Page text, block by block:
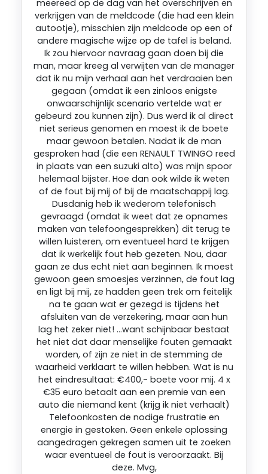
meereed op de dag van het overschrijven en
verkrijgen van de meldcode (die had een klein
autootje), misschien zijn meldcode op een of
andere magische wijze op de tafel is beland.
Ik zou hiervoor navraag gaan doen bij die
man, maar kreeg al verwijten van de manager
dat ik nu mijn verhaal aan het verdraaien ben
gegaan (omdat ik een zinloos enigste
onwaarschijnlijk scenario vertelde wat er
gebeurd zou kunnen zijn). Dus werd ik al direct
niet serieus genomen en moest ik de boete
maar gewoon betalen. Nadat ik de man
gesproken had (die een RENAULT TWINGO reed
in plaats van een suzuki alto) was mijn spoor
helemaal bijster. Hoe dan ook wilde ik weten
of de fout bij mij of bij de maatschappij lag.
Dusdanig heb ik wederom telefonisch
gevraagd (omdat ik weet dat ze opnames
maken van telefoongesprekken) dit terug te
willen luisteren, om eventueel hard te krijgen
dat ik werkelijk fout heb gezeten. Nou, daar
gaan ze dus echt niet aan beginnen. Ik moest
gewoon geen smoesjes verzinnen, de fout lag
en ligt bij mij, ze hadden geen trek om feitelijk
na te gaan wat er gezegd is tijdens het
afsluiten van de verzekering, maar aan hun
lag het zeker niet! …want schijnbaar bestaat
het niet dat daar menselijke fouten gemaakt
worden, of zijn ze niet in de stemming de
waarheid verklaart te willen hebben. Wat is nu
het eindresultaat: €400,- boete voor mij. 4 x
€35 euro betaalt aan een premie van een
auto die niemand kent (krijg ik niet verhaalt)
Telefoonkosten de nodige frustratie en
energie in gestoken. Geen enkele oplossing
aangedragen gekregen samen uit te zoeken
waar eventueel de fout is veroorzaakt. Bij
deze. Mvg,